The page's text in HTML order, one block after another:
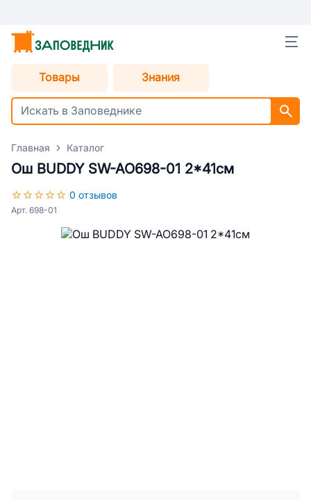
Товары Знания
Главная Каталог
Ош BUDDY SW-AO698-01 2*41см
0 отзывов
Арт. 698-01